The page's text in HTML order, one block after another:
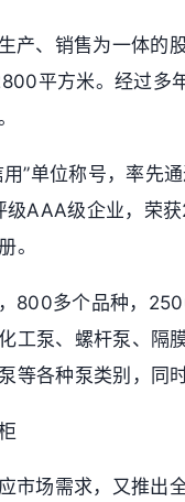
潜水泵系列
产、销售为一体的
平方米。经过多
”单位称号，率先
AAA级企业，荣
。
800多个品种，
工泵、螺杆泵、隔
等各种泵类别，同
市场需求，又推出